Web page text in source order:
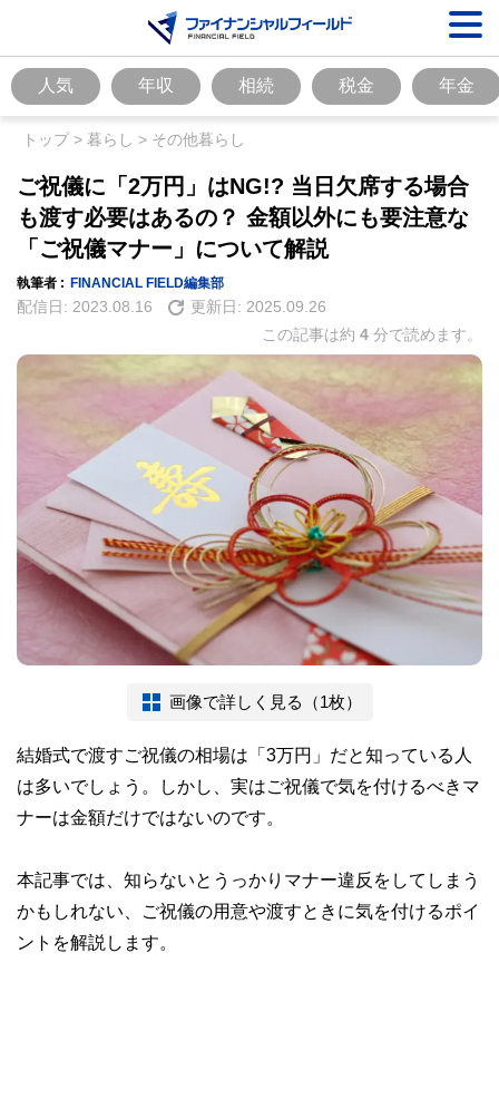
人気 年収 相続 税金 年金
トップ> 暮らし > その他暮らし
ご祝儀に「2万円」はNG!? 当日欠席する場合
も渡す必要はあるの？ 金額以外にも要注意な
「ご祝儀マナー」について解説
執筆者 : FINANCIAL FIELD編集部
配信日: 2023.08.16 更新日: 2025.09.26
この記事は約 4 分で読めます。
画像で詳しく見る（1枚）
結婚式で渡すご祝儀の相場は「3万円」だと知っている人
は多いでしょう。しかし、実はご祝儀で気を付けるべきマ
ナーは金額だけではないのです。
本記事では、知らないとうっかりマナー違反をしてしまう
かもしれない、ご祝儀の用意や渡すときに気を付けるポイ
ントを解説します。